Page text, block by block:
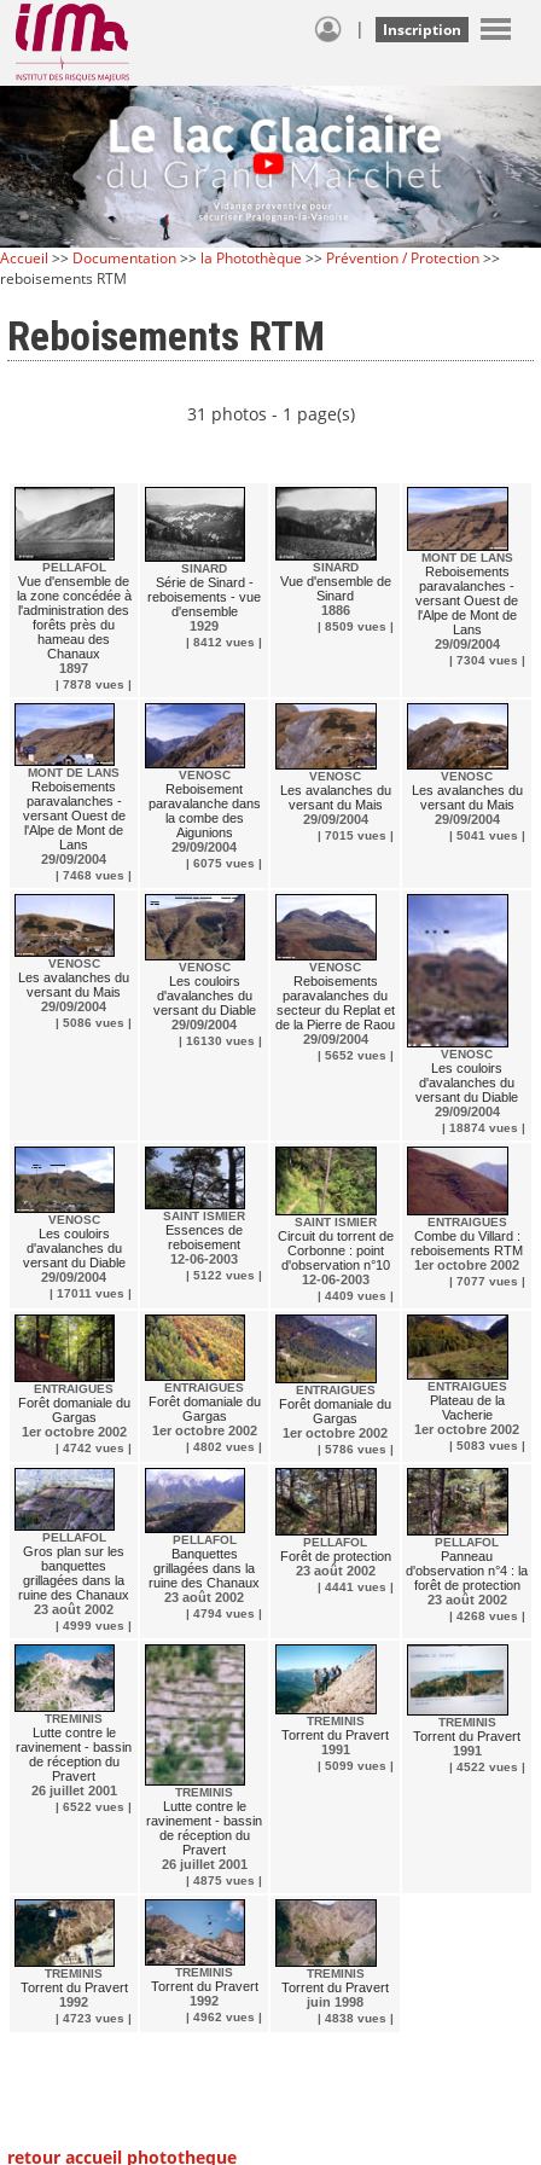
| Inscription
Accueil >> Documentation>> la Photothèque >> Prévention / Protection>>
reboisements RTM
Reboisements RTM
31 photos - 1 page(s)
PELLAFOL
Vue d'ensemble de
la zone concédée à
l'administration des
forêts près du
hameau des
Chanaux
1897
| 7878 vues |
SINARD
Série de Sinard -
reboisements - vue
d'ensemble
1929
| 8412 vues |
SINARD
Vue d'ensemble de
Sinard
1886
| 8509 vues |
MONT DE LANS
Reboisements
paravalanches -
versant Ouest de
l'Alpe de Mont de
Lans
29/09/2004
| 7304 vues |
MONT DE LANS
Reboisements
paravalanches -
versant Ouest de
l'Alpe de Mont de
Lans
29/09/2004
| 7468 vues |
VENOSC
Reboisement
paravalanche dans
la combe des
Aigunions
29/09/2004
| 6075 vues |
VENOSC
Les avalanches du
versant du Mais
29/09/2004
| 7015 vues |
VENOSC
Les avalanches du
versant du Mais
29/09/2004
| 5041 vues |
VENOSC
Les avalanches du
versant du Mais
29/09/2004
| 5086 vues |
VENOSC
Les couloirs
d'avalanches du
versant du Diable
29/09/2004
| 16130 vues |
VENOSC
Reboisements
paravalanches du
secteur du Replat et
de la Pierre de Raou
29/09/2004
| 5652 vues | VENOSC
Les couloirs
d'avalanches du
versant du Diable
29/09/2004
| 18874 vues |
VENOSC
Les couloirs
d'avalanches du
versant du Diable
29/09/2004
| 17011 vues |
SAINT ISMIER
Essences de
reboisement
12-06-2003
| 5122 vues |
SAINT ISMIER
Circuit du torrent de
Corbonne : point
d'observation n°10
12-06-2003
| 4409 vues |
ENTRAIGUES
Combe du Villard :
reboisements RTM
1er octobre 2002
| 7077 vues |
ENTRAIGUES
Forêt domaniale du
Gargas
1er octobre 2002
| 4742 vues |
ENTRAIGUES
Forêt domaniale du
Gargas
1er octobre 2002
| 4802 vues |
ENTRAIGUES
Forêt domaniale du
Gargas
1er octobre 2002
| 5786 vues |
ENTRAIGUES
Plateau de la
Vacherie
1er octobre 2002
| 5083 vues |
PELLAFOL
Gros plan sur les
banquettes
grillagées dans la
ruine des Chanaux
23 août 2002
| 4999 vues |
PELLAFOL
Banquettes
grillagées dans la
ruine des Chanaux
23 août 2002
| 4794 vues |
PELLAFOL
Forêt de protection
23 août 2002
| 4441 vues |
PELLAFOL
Panneau
d'observation n°4 : la
forêt de protection
23 août 2002
| 4268 vues |
TREMINIS
Lutte contre le
ravinement - bassin
de réception du
Pravert
26 juillet 2001
| 6522 vues |
TREMINIS
Lutte contre le
ravinement - bassin
de réception du
Pravert
26 juillet 2001
| 4875 vues |
TREMINIS
Torrent du Pravert
1991
| 5099 vues |
TREMINIS
Torrent du Pravert
1991
| 4522 vues |
TREMINIS
Torrent du Pravert
1992
| 4723 vues |
TREMINIS
Torrent du Pravert
1992
| 4962 vues |
TREMINIS
Torrent du Pravert
juin 1998
| 4838 vues |
retour accueil phototheque